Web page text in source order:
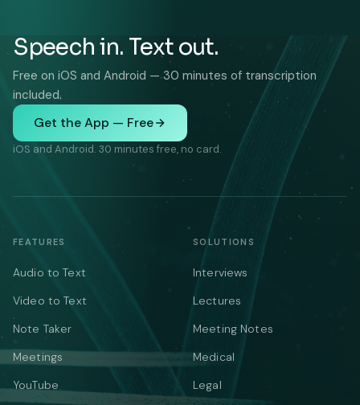
Speech in. Text out.
Free on iOS and Android — 30 minutes of transcription
included.
Get the App — Free
iOS and Android. 30 minutes free, no card.
FEATURES
Audio to Text
Video to Text
Note Taker
Meetings
YouTube
SOLUTIONS
Interviews
Lectures
Meeting Notes
Medical
Legal